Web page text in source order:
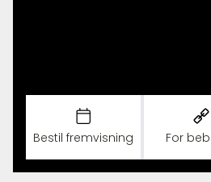
Bestil fremvisning For